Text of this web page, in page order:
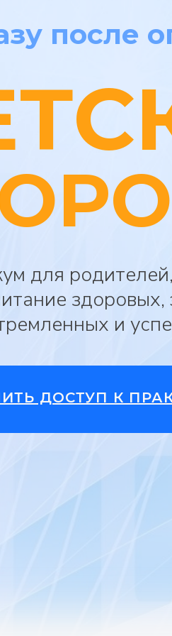
после
для
здоровых,
и
ДОСТУП К